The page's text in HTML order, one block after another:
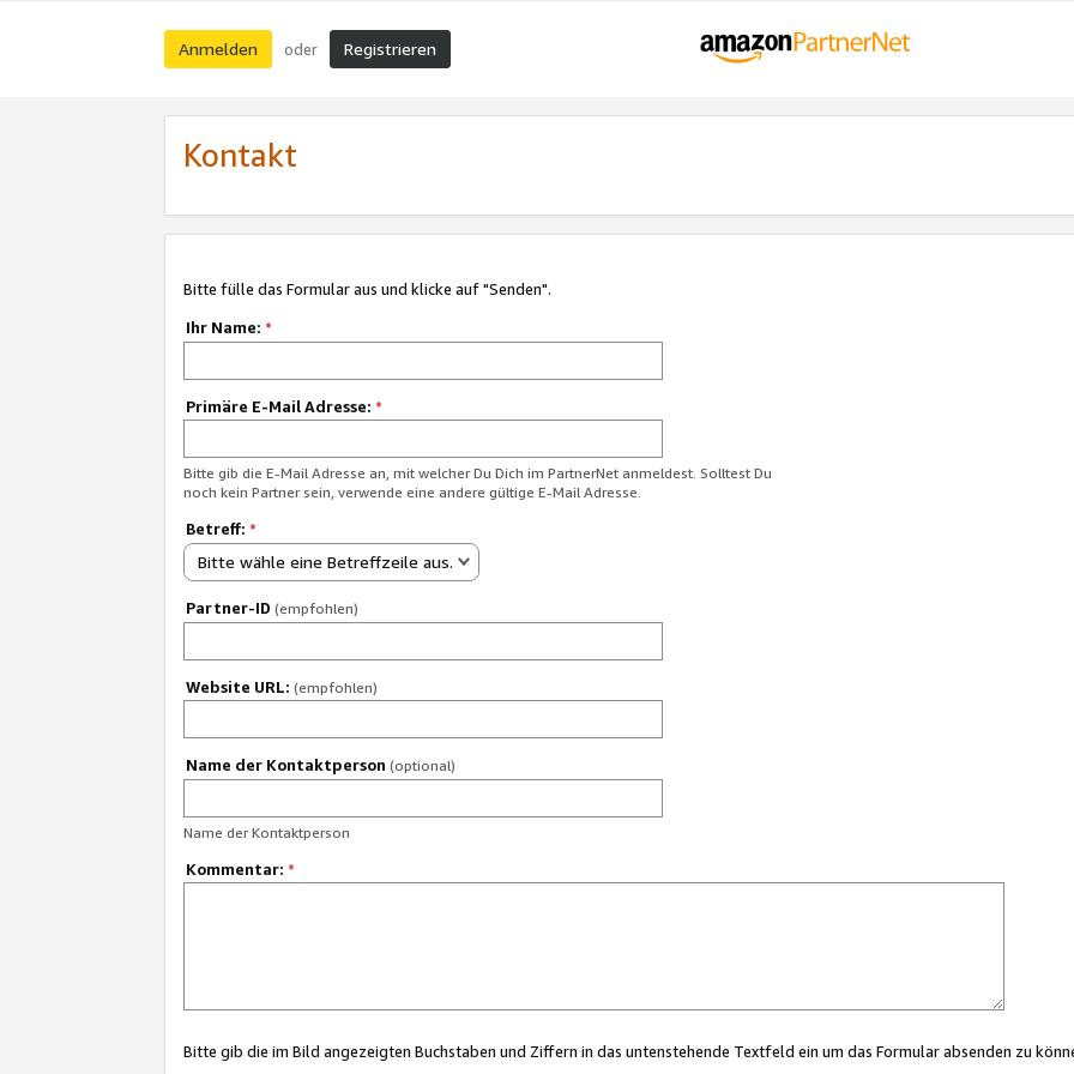
Anmelden oder Registrieren
Kontakt
Bitte fülle das Formular aus und klicke auf "Senden".
Ihr Name: *
Primäre E-Mail Adresse: *
Bitte gib die E-Mail Adresse an, mit welcher Du Dich im PartnerNet anmeldest. Solltest Du
noch kein Partner sein, verwende eine andere gültige E-Mail Adresse.
Betreff: *
Bitte wähle eine Betreffzeile aus.
Partner-ID (empfohlen)
Website URL: (empfohlen)
Name der Kontaktperson (optional)
Name der Kontaktperson
Kommentar: *
Bitte gib die im Bild angezeigten Buchstaben und Ziffern in das untenstehende Textfeld ein um das Formular absenden zu